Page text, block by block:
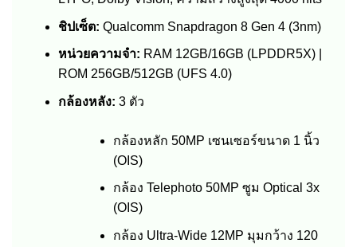
ชิปเซ็ต: Qualcomm Snapdragon 8 Gen 4 (3nm)
หน่วยความจำ: RAM 12GB/16GB (LPDDR5X) |
ROM 256GB/512GB (UFS 4.0)
กล้องหลัง: 3 ตัว
กล้องหลัก 50MP เซนเซอร์ขนาด 1 นิ้ว
(OIS)
กล้อง Telephoto 50MP ซูม Optical 3x
(OIS)
กล้อง Ultra-Wide 12MP มุมกว้าง 120